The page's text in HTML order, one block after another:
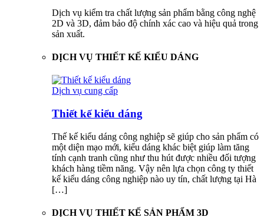
Dịch vụ kiểm tra chất lượng sản phẩm bằng công nghệ
2D và 3D, đảm bảo độ chính xác cao và hiệu quả trong
sản xuất.
DỊCH VỤ THIẾT KẾ KIỂU DÁNG
Dịch vụ cung cấp
Thiết kế kiểu dáng
Thế kế kiểu dáng công nghiệp sẽ giúp cho sản phẩm có
một diện mạo mới, kiểu dáng khác biệt giúp làm tăng
tính cạnh tranh cũng như thu hút được nhiều đối tượng
khách hàng tiềm năng. Vậy nên lựa chọn công ty thiết
kế kiểu dáng công nghiệp nào uy tín, chất lượng tại Hà
[…]
DỊCH VỤ THIẾT KẾ SẢN PHẨM 3D